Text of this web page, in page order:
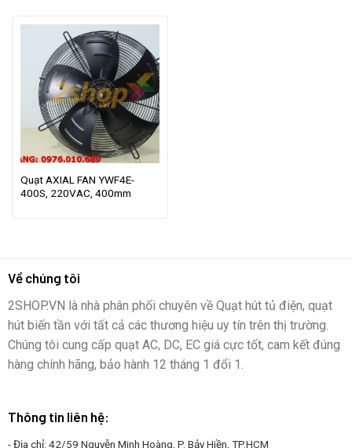
Quạt AXIAL FAN YWF4E-
400S, 220VAC, 400mm
Về chúng tôi
2SHOP.VN là nhà phân phối chuyên về Quạt hút tủ điện, quạt
hút biến tần với tất cả các thương hiệu uy tín trên thị trường.
Chúng tôi cung cấp quạt AC, DC, EC giá cực tốt, cam kết đúng
hàng chính hãng, bảo hành 12 tháng 1 đổi 1.
Thông tin liên hệ:
- Địa chỉ: 42/59 Nguyễn Minh Hoàng, P. Bảy Hiền, TP.HCM